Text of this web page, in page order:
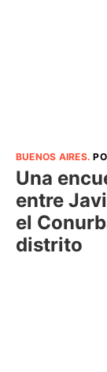
BUENOS AIRES.
Una
entre
el
distrito